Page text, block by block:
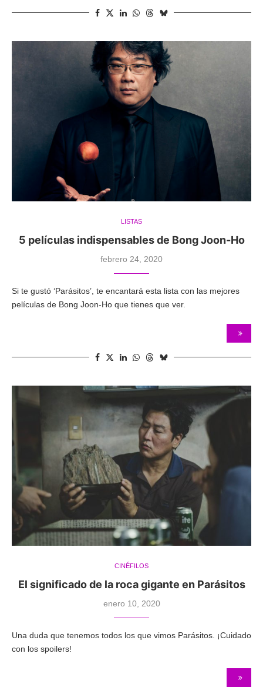
LISTAS
5 películas indispensables de Bong Joon-Ho
febrero 24, 2020
Si te gustó ‘Parásitos’, te encantará esta lista con las mejores
películas de Bong Joon-Ho que tienes que ver.
CINÉFILOS
El significado de la roca gigante en Parásitos
enero 10, 2020
Una duda que tenemos todos los que vimos Parásitos. ¡Cuidado
con los spoilers!